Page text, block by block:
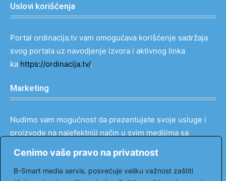
Cenimo vaše pravo na privatnost
B-Smart media servis. posvećuje veliku važnost zaštiti
Uslovi korišćenja
Portal ordinacija.tv vam omogućava korišćenje sadržaja
svog portala uz navodjenje izvora i aktivnog linka
ka https://ordinacija.tv/.
Marketing
Nudimo vam mogućnost da prezentujete svoje usluge i
proizvode na najefektniji način u svim medijima sa
Kontakt: tel: 069 121 00 66
email:markovic@ordinacija.tv